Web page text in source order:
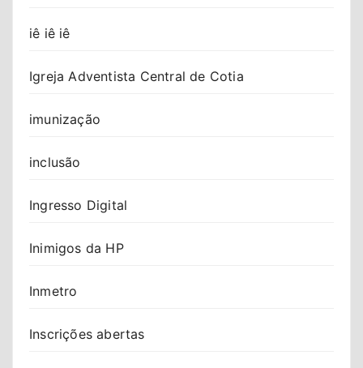
iê iê iê
Igreja Adventista Central de Cotia
imunização
inclusão
Ingresso Digital
Inimigos da HP
Inmetro
Inscrições abertas